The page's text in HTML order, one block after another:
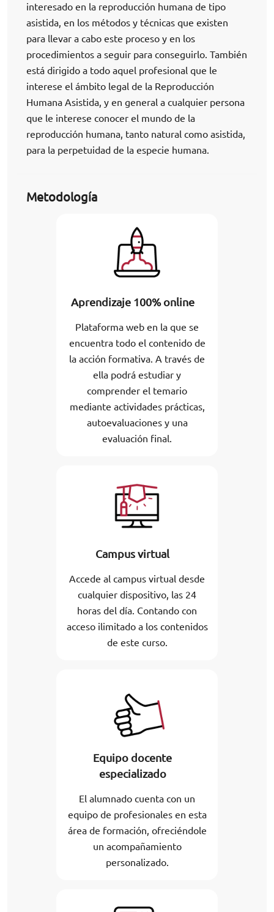
interesado en la reproducción humana de tipo
asistida, en los métodos y técnicas que existen
para llevar a cabo este proceso y en los
procedimientos a seguir para conseguirlo. También
está dirigido a todo aquel profesional que le
interese el ámbito legal de la Reproducción
Humana Asistida, y en general a cualquier persona
que le interese conocer el mundo de la
reproducción humana, tanto natural como asistida,
para la perpetuidad de la especie humana.
Metodología
Aprendizaje 100% online
Plataforma web en la que se
encuentra todo el contenido de
la acción formativa. A través de
ella podrá estudiar y
comprender el temario
mediante actividades prácticas,
autoevaluaciones y una
evaluación final.
Campus virtual
Accede al campus virtual desde
cualquier dispositivo, las 24
horas del día. Contando con
acceso ilimitado a los contenidos
de este curso.
Equipo docente
especializado
El alumnado cuenta con un
equipo de profesionales en esta
área de formación, ofreciéndole
un acompañamiento
personalizado.